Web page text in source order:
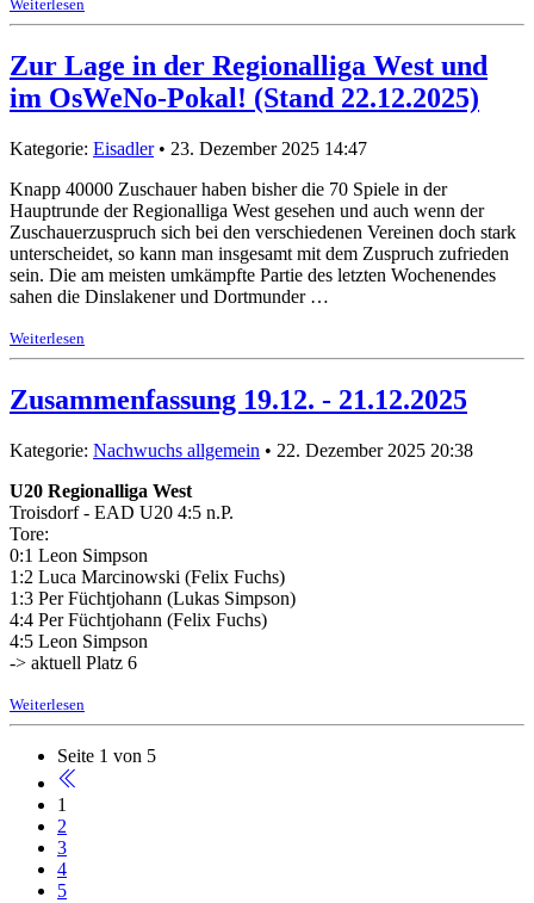
Weiterlesen
Zur Lage in der Regionalliga West und
im OsWeNo-Pokal! (Stand 22.12.2025)
Kategorie: Eisadler• 23. Dezember 2025 14:47
Knapp 40000 Zuschauer haben bisher die 70 Spiele in der
Hauptrunde der Regionalliga West gesehen und auch wenn der
Zuschauerzuspruch sich bei den verschiedenen Vereinen doch stark
unterscheidet, so kann man insgesamt mit dem Zuspruch zufrieden
sein. Die am meisten umkämpfte Partie des letzten Wochenendes
sahen die Dinslakener und Dortmunder …
Weiterlesen
Zusammenfassung 19.12. - 21.12.2025
Kategorie: Nachwuchs allgemein • 22. Dezember 2025 20:38
U20 Regionalliga West
Troisdorf - EAD U20 4:5 n.P.
Tore:
0:1 Leon Simpson
1:2 Luca Marcinowski (Felix Fuchs)
1:3 Per Füchtjohann (Lukas Simpson)
4:4 Per Füchtjohann (Felix Fuchs)
4:5 Leon Simpson
-> aktuell Platz 6
Weiterlesen
Seite 1 von 5
1
2
3
4
5